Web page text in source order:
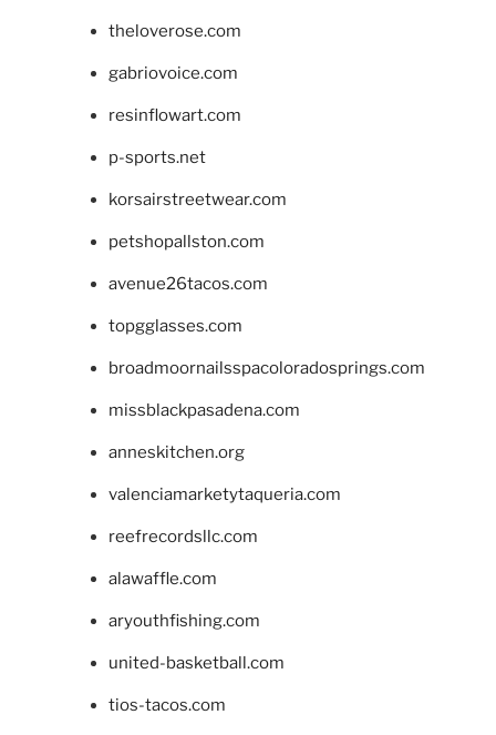
theloverose.com
gabriovoice.com
resinflowart.com
p-sports.net
korsairstreetwear.com
petshopallston.com
avenue26tacos.com
topgglasses.com
broadmoornailsspacoloradosprings.com
missblackpasadena.com
anneskitchen.org
valenciamarketytaqueria.com
reefrecordsllc.com
alawaffle.com
aryouthfishing.com
united-basketball.com
tios-tacos.com